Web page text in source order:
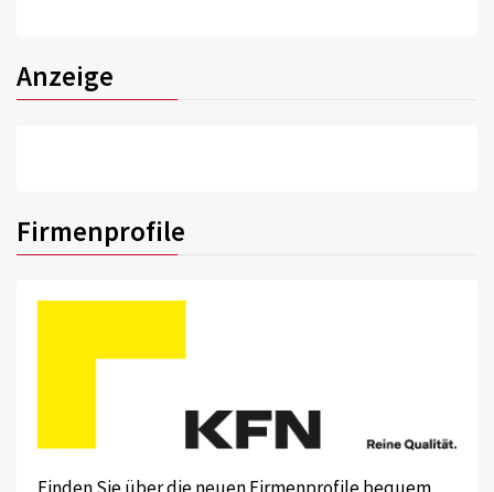
Anzeige
Firmenprofile